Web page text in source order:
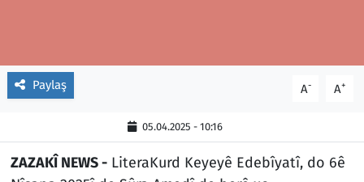
Paylaş A- A+
05.04.2025 - 10:16
ZAZAKÎ NEWS -LiteraKurd Keyeyê Edebîyatî, do 6ê